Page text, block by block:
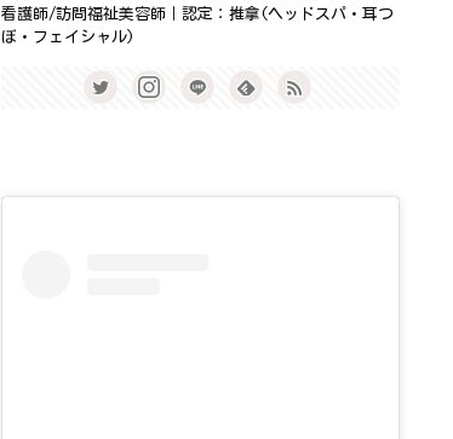
看護師/訪問福祉美容師｜認定：推拿(ヘッドスパ・耳つ
ぼ・フェイシャル)